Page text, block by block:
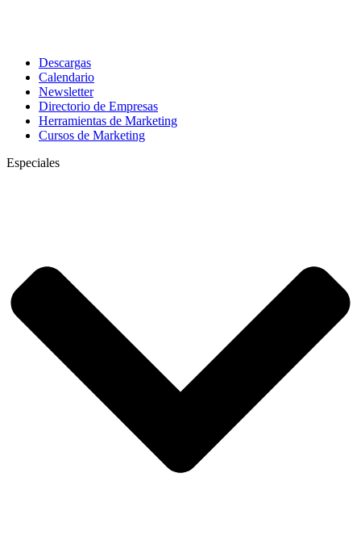
Descargas
Calendario
Newsletter
Directorio de Empresas
Herramientas de Marketing
Cursos de Marketing
Especiales